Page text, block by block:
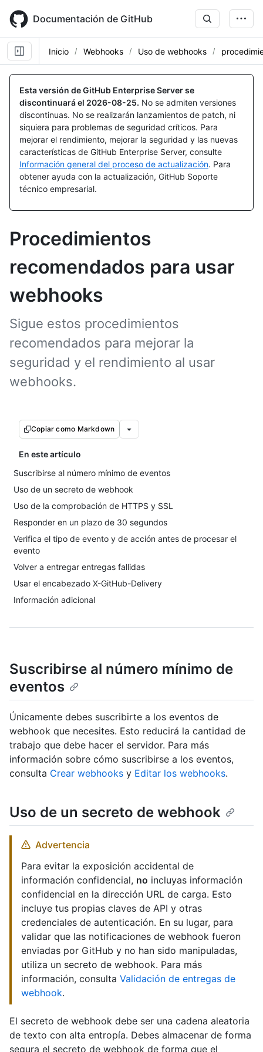
main
content
Documentación de GitHub
Inicio Webhooks Uso de webhooks
Esta versión de GitHub Enterprise Server se
discontinuará el 2026-08-25. No se admiten versiones
discontinuas. No se realizarán lanzamientos de patch, ni
siquiera para problemas de seguridad críticos. Para
mejorar el rendimiento, mejorar la seguridad y las nuevas
características de GitHub Enterprise Server, consulte
Información general del proceso de actualización. Para
obtener ayuda con la actualización, GitHub Soporte
técnico empresarial.
Procedimientos
recomendados para usar
webhooks
Sigue estos procedimientos
recomendados para mejorar la
seguridad y el rendimiento al usar
webhooks.
Copiar como Markdown
En este artículo
Suscribirse al número mínimo de eventos
Uso de un secreto de webhook
Uso de la comprobación de HTTPS y SSL
Responder en un plazo de 30 segundos
Verifica el tipo de evento y de acción antes de procesar el
evento
Volver a entregar entregas fallidas
Usar el encabezado X-GitHub-Delivery
Información adicional
Suscribirse al número mínimo de
eventos
Únicamente debes suscribirte a los eventos de
webhook que necesites. Esto reducirá la cantidad de
trabajo que debe hacer el servidor. Para más
información sobre cómo suscribirse a los eventos,
consulta Crear webhooks y Editar los webhooks.
Uso de un secreto de webhook
Advertencia
Para evitar la exposición accidental de
información confidencial, no incluyas información
confidencial en la dirección URL de carga. Esto
incluye tus propias claves de API y otras
credenciales de autenticación. En su lugar, para
validar que las notificaciones de webhook fueron
enviadas por GitHub y no han sido manipuladas,
utiliza un secreto de webhook. Para más
información, consulta Validación de entregas de
webhook.
El secreto de webhook debe ser una cadena aleatoria
de texto con alta entropía. Debes almacenar de forma
segura el secreto de webhook de forma que el